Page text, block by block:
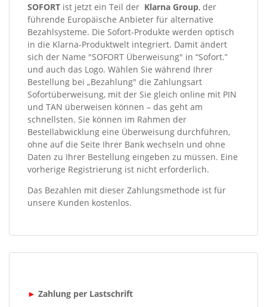
SOFORT ist jetzt ein Teil der Klarna Group, der
führende Europäische Anbieter für alternative
Bezahlsysteme. Die Sofort-Produkte werden optisch
in die Klarna-Produktwelt integriert. Damit ändert
sich der Name "SOFORT Überweisung" in “Sofort.”
und auch das Logo. Wählen Sie während Ihrer
Bestellung bei „Bezahlung" die Zahlungsart
Sofortüberweisung, mit der Sie gleich online mit PIN
und TAN überweisen können – das geht am
schnellsten. Sie können im Rahmen der
Bestellabwicklung eine Überweisung durchführen,
ohne auf die Seite Ihrer Bank wechseln und ohne
Daten zu Ihrer Bestellung eingeben zu müssen. Eine
vorherige Registrierung ist nicht erforderlich.
Das Bezahlen mit dieser Zahlungsmethode ist für
unsere Kunden kostenlos.
► Zahlung per Lastschrift